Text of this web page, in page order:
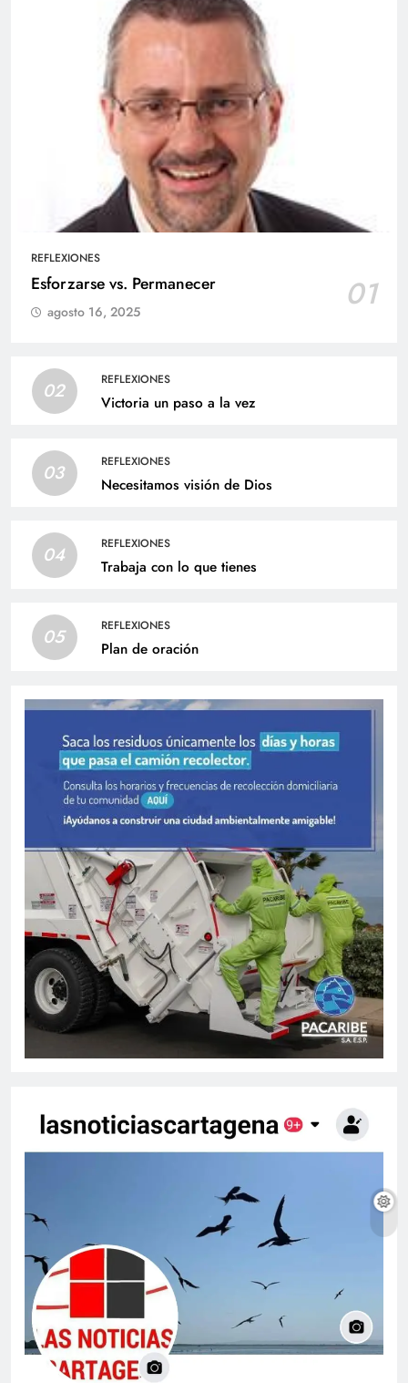
REFLEXIONES
Esforzarse vs. Permanecer 01
agosto 16, 2025
02 REFLEXIONES
Victoria un paso a la vez
03 REFLEXIONES
Necesitamos visión de Dios
04 REFLEXIONES
Trabaja con lo que tienes
05 REFLEXIONES
Plan de oración